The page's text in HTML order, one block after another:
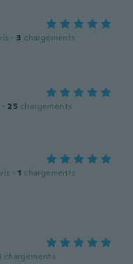
· 3 chargements
· 25 chargements
· 1 chargements
chargements